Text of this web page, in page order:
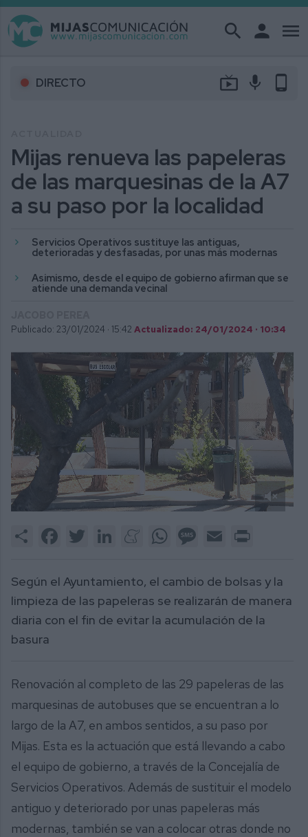
search person menu
DIRECTO live_tv mic phone_android
Mijas renueva las papeleras
de las marquesinas de la A7
a su paso por la localidad
Servicios Operativos sustituye las antiguas,
deterioradas y desfasadas, por unas más modernas
Asimismo, desde el equipo de gobierno afirman que se
atiende una demanda vecinal
Publicado: 23/01/2024 · 15:42 Actualizado: 24/01/2024 · 10:34
1
Share FacebookTwitter LinkedInMeneameWhatsAppMessage
Email
Según el Ayuntamiento, el cambio de bolsas y la
limpieza de las papeleras se realizarán de manera
diaria con el fin de evitar la acumulación de la
basura
Renovación al completo de las 29 papeleras de las
marquesinas de autobuses que se encuentran a lo
largo de la A7, en ambos sentidos, a su paso por
Mijas. Esta es la actuación que está llevando a cabo
el equipo de gobierno, a través de la Concejalía de
Servicios Operativos. Además de sustituir el modelo
antiguo y deteriorado por unas papeleras más
modernas, también se van a colocar otras donde no